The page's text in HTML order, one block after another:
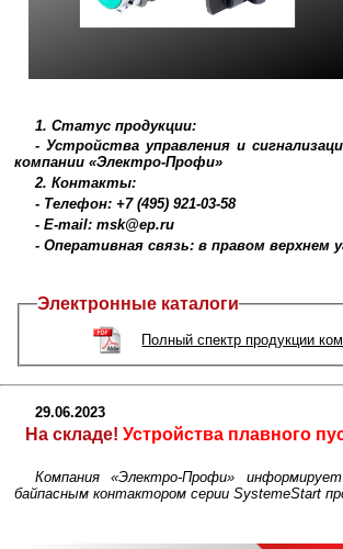
1. Статус продукции:
- Устройства управления и
компании «Электро-Профи»
2. Контакты:
- Телефон: +7 (495) 921-03-58
- E-mail: msk@ep.ru
- Оперативная связь: в правом верхнем
Электронные каталоги
Полный спектр продукции
29.06.2023
На складе! Устройства плавного
Компания «Электро-Профи»
байпасным контактором серии SystemeStart